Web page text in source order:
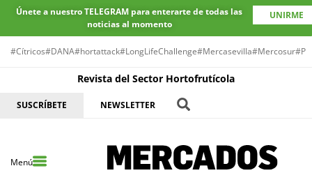
Únete a nuestro TELEGRAM para enterarte de todas las
noticias al momento
UNIRME
#Cítricos#DANA#hortattack#LongLifeChallenge#Mercasevilla#Mercosur
Revista del Sector Hortofrutícola
SUSCRÍBETE NEWSLETTER
Menú